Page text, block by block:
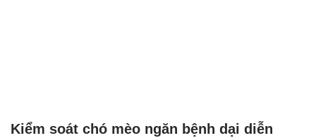
Kiểm soát chó mèo ngăn bệnh dại diễn